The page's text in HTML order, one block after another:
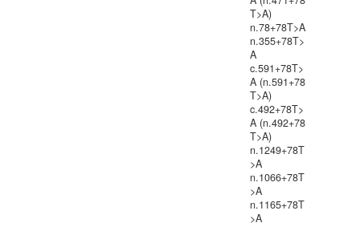
T>A)
n.78+78T>A
n.355+78T>
A
c.591+78T>
A (n.591+78
T>A)
c.492+78T>
A (n.492+78
T>A)
n.1249+78T
>A
n.1066+78T
>A
n.1165+78T
>A